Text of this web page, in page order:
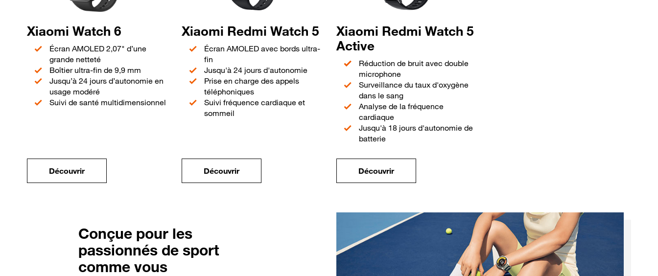
Xiaomi Watch 6
Écran AMOLED 2,07" d’une
grande netteté
Boîtier ultra-fin de 9,9 mm
Jusqu’à 24 jours d’autonomie en
usage modéré
Suivi de santé multidimensionnel
Découvrir
Xiaomi Redmi Watch 5
Écran AMOLED avec bords ultra-
fin
Jusqu'à 24 jours d'autonomie
Prise en charge des appels
téléphoniques
Suivi fréquence cardiaque et
sommeil
Découvrir
Xiaomi Redmi Watch 5
Active
Réduction de bruit avec double
microphone
Surveillance du taux d'oxygène
dans le sang
Analyse de la fréquence
cardiaque
Jusqu'à 18 jours d'autonomie de
batterie
Découvrir
Conçue pour les
passionnés de sport
comme vous